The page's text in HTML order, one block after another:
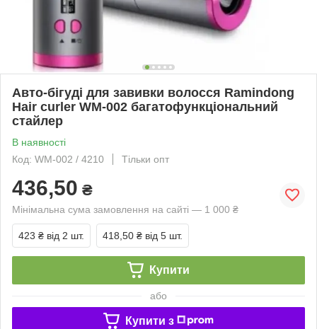
Авто-бігуді для завивки волосся Ramindong
Hair curler WM-002 багатофункціональний
стайлер
В наявності
Код: WM-002 / 4210
Тільки опт
436,50 ₴
Мінімальна сума замовлення на сайті — 1 000 ₴
423 ₴ від 2 шт. 418,50 ₴ від 5 шт.
Купити
або
Купити з